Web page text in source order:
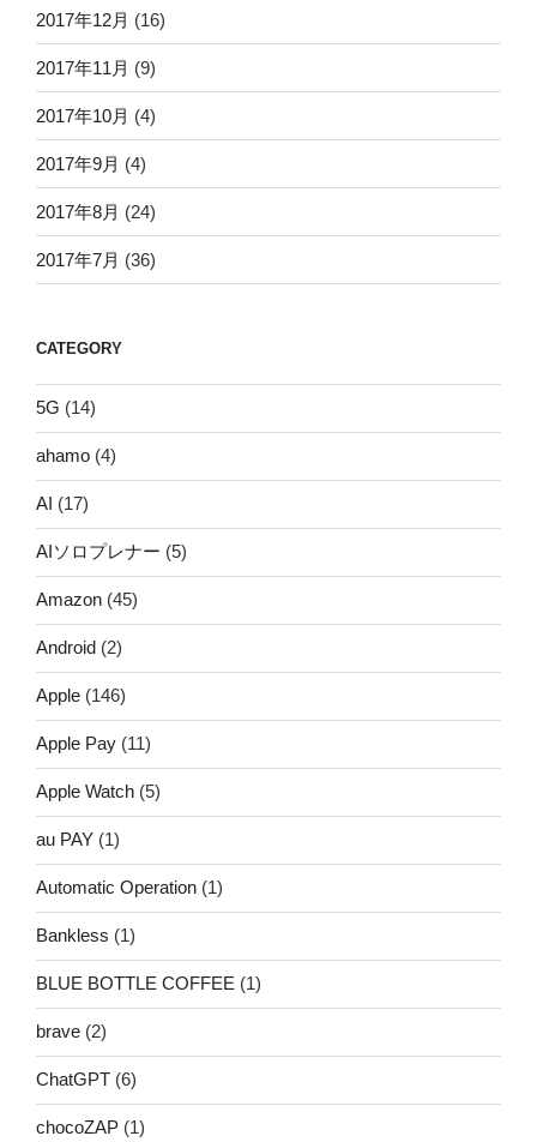
2017年12月 (16)
2017年11月 (9)
2017年10月 (4)
2017年9月 (4)
2017年8月 (24)
2017年7月 (36)
CATEGORY
5G (14)
ahamo (4)
AI (17)
AIソロプレナー (5)
Amazon (45)
Android (2)
Apple (146)
Apple Pay (11)
Apple Watch (5)
au PAY (1)
Automatic Operation (1)
Bankless (1)
BLUE BOTTLE COFFEE (1)
brave (2)
ChatGPT (6)
chocoZAP (1)